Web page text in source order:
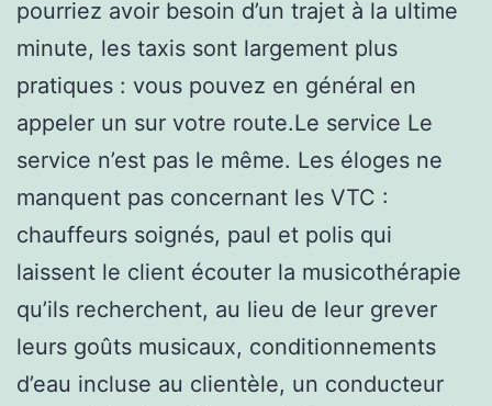
pourriez avoir besoin d’un trajet à la ultime
minute, les taxis sont largement plus
pratiques : vous pouvez en général en
appeler un sur votre route.Le service Le
service n’est pas le même. Les éloges ne
manquent pas concernant les VTC :
chauffeurs soignés, paul et polis qui
laissent le client écouter la musicothérapie
qu’ils recherchent, au lieu de leur grever
leurs goûts musicaux, conditionnements
d’eau incluse au clientèle, un conducteur